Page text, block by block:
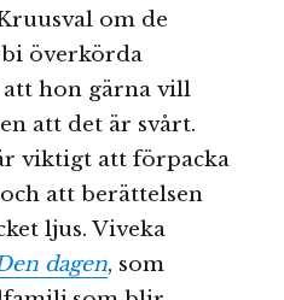
om de
överkörda
hon gärna vill
att det är svårt.
viktigt att förpacka
att berättelsen
ljus. Viveka
dagen, som